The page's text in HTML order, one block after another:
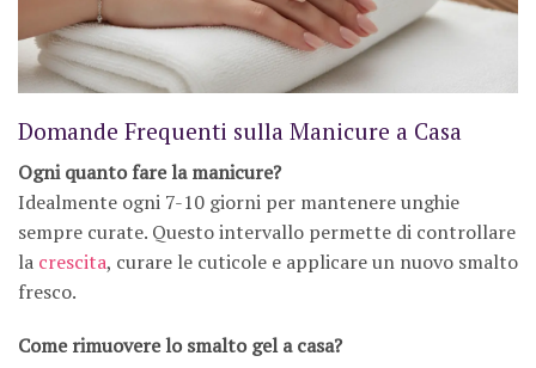
Domande Frequenti sulla Manicure a Casa
Ogni quanto fare la manicure?
Idealmente ogni 7-10 giorni per mantenere unghie
sempre curate. Questo intervallo permette di controllare
la crescita, curare le cuticole e applicare un nuovo smalto
fresco.
Come rimuovere lo smalto gel a casa?